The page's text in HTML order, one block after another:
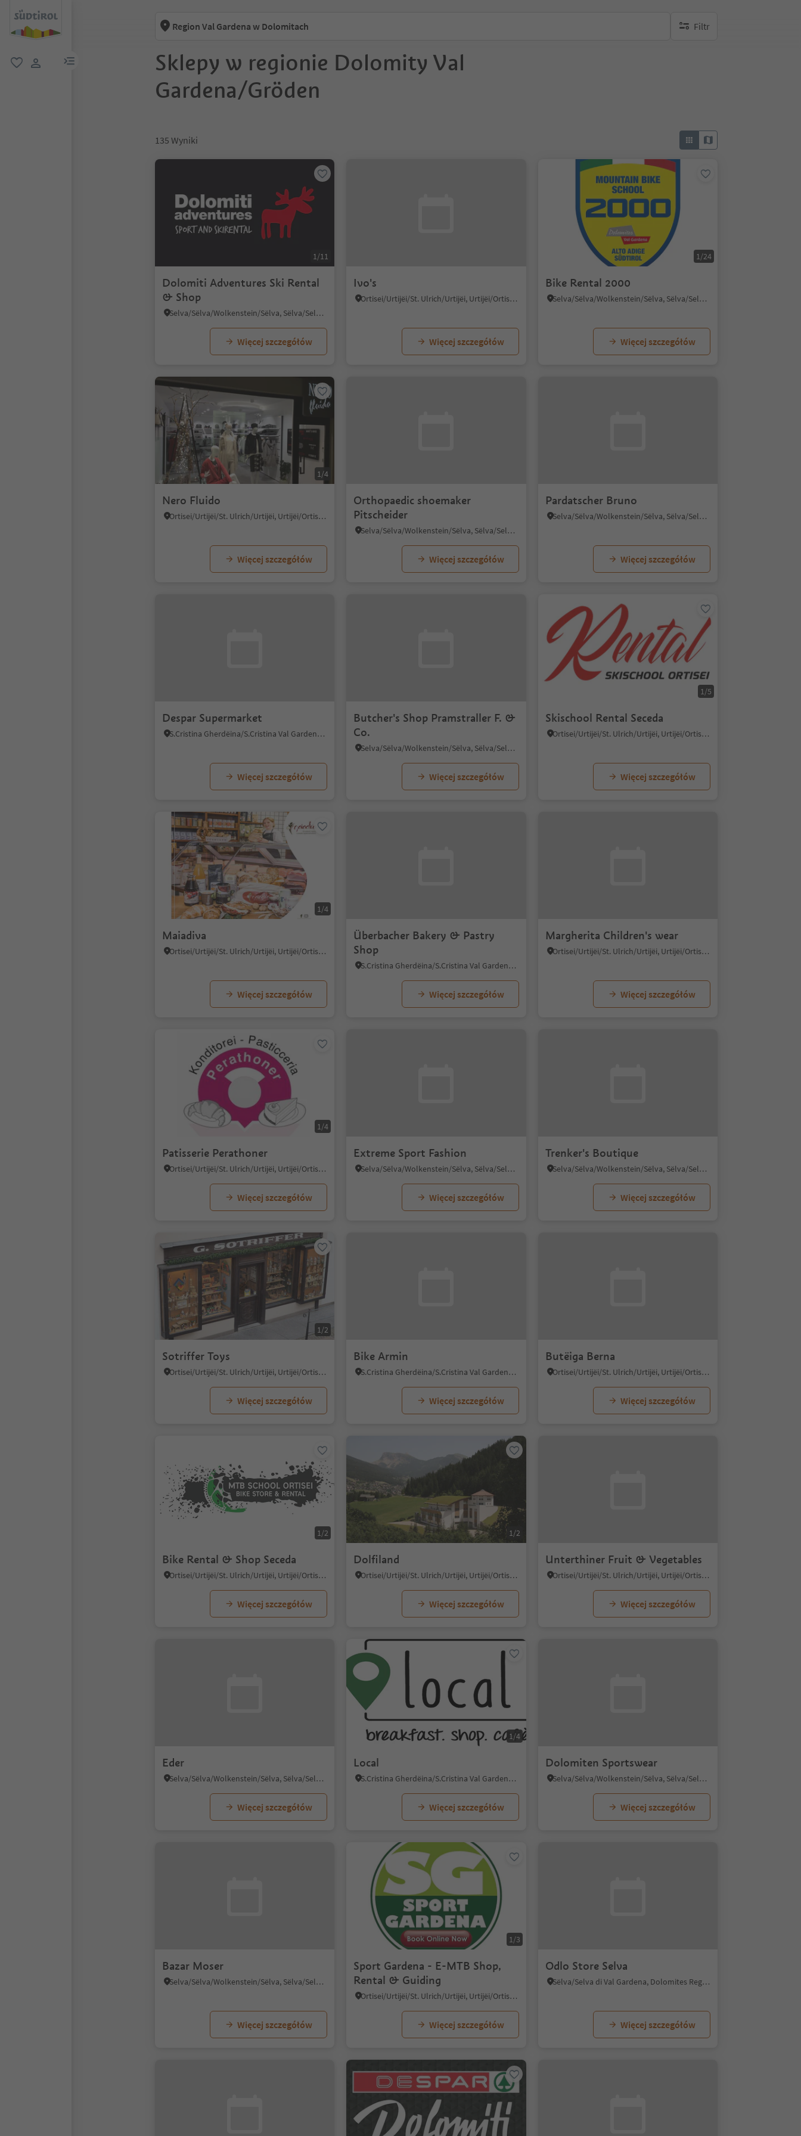
link menu
Region Val Gardena w Dolomitach Filtr
brak aktywnych filtrów
Sklepy w regionie Dolomity Val
Gardena/Gröden
135 Wyniki
1/11
Dolomiti Adventures Ski Rental
& Shop
Selva/Sëlva/Wolkenstein/Sëlva, Sëlva/Selva di Val Gardena, Dolomites Region Val Gardena
Więcej szczegółów
Ivo's
Ortisei/Urtijëi/St. Ulrich/Urtijëi, Urtijëi/Ortisei, Dolomites Region Val Gardena
Więcej szczegółów
1/24
Bike Rental 2000
Selva/Sëlva/Wolkenstein/Sëlva, Sëlva/Selva di Val Gardena, Dolomites Region Val Gardena
Więcej szczegółów
1/4
Nero Fluido
Ortisei/Urtijëi/St. Ulrich/Urtijëi, Urtijëi/Ortisei, Dolomites Region Val Gardena
Więcej szczegółów
Orthopaedic shoemaker
Pitscheider
Selva/Sëlva/Wolkenstein/Sëlva, Sëlva/Selva di Val Gardena, Dolomites Region Val Gardena
Więcej szczegółów
Pardatscher Bruno
Selva/Sëlva/Wolkenstein/Sëlva, Sëlva/Selva di Val Gardena, Dolomites Region Val Gardena
Więcej szczegółów
Despar Supermarket
S.Cristina Gherdëina/S.Cristina Val Gardena/S.Cristina Gherdëina/St.Christina in Gröden, S.Crestina Gherdëina/Santa Cristina Val Gardana, Dolomites Region Val Gardena
Więcej szczegółów
Butcher's Shop Pramstraller F. &
Co.
Selva/Sëlva/Wolkenstein/Sëlva, Sëlva/Selva di Val Gardena, Dolomites Region Val Gardena
Więcej szczegółów
1/5
Skischool Rental Seceda
Ortisei/Urtijëi/St. Ulrich/Urtijëi, Urtijëi/Ortisei, Dolomites Region Val Gardena
Więcej szczegółów
1/4
Maiadiva
Ortisei/Urtijëi/St. Ulrich/Urtijëi, Urtijëi/Ortisei, Dolomites Region Val Gardena
Więcej szczegółów
Überbacher Bakery & Pastry
Shop
S.Cristina Gherdëina/S.Cristina Val Gardena/S.Cristina Gherdëina/St.Christina in Gröden, S.Crestina Gherdëina/Santa Cristina Val Gardana, Dolomites Region Val Gardena
Więcej szczegółów
Margherita Children's wear
Ortisei/Urtijëi/St. Ulrich/Urtijëi, Urtijëi/Ortisei, Dolomites Region Val Gardena
Więcej szczegółów
1/4
Patisserie Perathoner
Ortisei/Urtijëi/St. Ulrich/Urtijëi, Urtijëi/Ortisei, Dolomites Region Val Gardena
Więcej szczegółów
Extreme Sport Fashion
Selva/Sëlva/Wolkenstein/Sëlva, Sëlva/Selva di Val Gardena, Dolomites Region Val Gardena
Więcej szczegółów
Trenker's Boutique
Selva/Sëlva/Wolkenstein/Sëlva, Sëlva/Selva di Val Gardena, Dolomites Region Val Gardena
Więcej szczegółów
1/2
Sotriffer Toys
Ortisei/Urtijëi/St. Ulrich/Urtijëi, Urtijëi/Ortisei, Dolomites Region Val Gardena
Więcej szczegółów
Bike Armin
S.Cristina Gherdëina/S.Cristina Val Gardena/S.Cristina Gherdëina/St.Christina in Gröden, S.Crestina Gherdëina/Santa Cristina Val Gardana, Dolomites Region Val Gardena
Więcej szczegółów
Butëiga Berna
Ortisei/Urtijëi/St. Ulrich/Urtijëi, Urtijëi/Ortisei, Dolomites Region Val Gardena
Więcej szczegółów
1/2
Bike Rental & Shop Seceda
Ortisei/Urtijëi/St. Ulrich/Urtijëi, Urtijëi/Ortisei, Dolomites Region Val Gardena
Więcej szczegółów
1/2
Dolfiland
Ortisei/Urtijëi/St. Ulrich/Urtijëi, Urtijëi/Ortisei, Dolomites Region Val Gardena
Więcej szczegółów
Unterthiner Fruit & Vegetables
Ortisei/Urtijëi/St. Ulrich/Urtijëi, Urtijëi/Ortisei, Dolomites Region Val Gardena
Więcej szczegółów
Eder
Selva/Sëlva/Wolkenstein/Sëlva, Sëlva/Selva di Val Gardena, Dolomites Region Val Gardena
Więcej szczegółów
1/4
Local
S.Cristina Gherdëina/S.Cristina Val Gardena/S.Cristina Gherdëina/St.Christina in Gröden, S.Crestina Gherdëina/Santa Cristina Val Gardana, Dolomites Region Val Gardena
Więcej szczegółów
Dolomiten Sportswear
Selva/Sëlva/Wolkenstein/Sëlva, Sëlva/Selva di Val Gardena, Dolomites Region Val Gardena
Więcej szczegółów
Bazar Moser
Selva/Sëlva/Wolkenstein/Sëlva, Sëlva/Selva di Val Gardena, Dolomites Region Val Gardena
Więcej szczegółów
1/3
Sport Gardena - E-MTB Shop,
Rental & Guiding
Ortisei/Urtijëi/St. Ulrich/Urtijëi, Urtijëi/Ortisei, Dolomites Region Val Gardena
Więcej szczegółów
Odlo Store Selva
Sëlva/Selva di Val Gardena, Dolomites Region Val Gardena
Więcej szczegółów